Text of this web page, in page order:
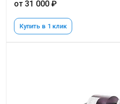
от 31 000 ₽
Купить в 1 клик